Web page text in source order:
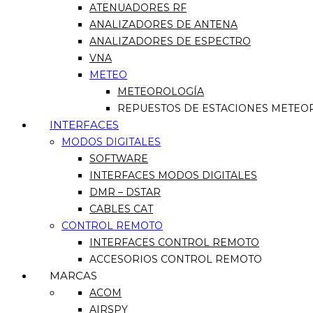
ATENUADORES RF
ANALIZADORES DE ANTENA
ANALIZADORES DE ESPECTRO
VNA
METEO
METEOROLOGÍA
REPUESTOS DE ESTACIONES
INTERFACES
MODOS DIGITALES
SOFTWARE
INTERFACES MODOS DIGITALES
DMR – DSTAR
CABLES CAT
CONTROL REMOTO
INTERFACES CONTROL REMOTO
ACCESORIOS CONTROL REMOTO
MARCAS
ACOM
AIRSPY